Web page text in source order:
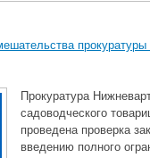
Прокуратура
садоводческого
проведена проверка
введению полного